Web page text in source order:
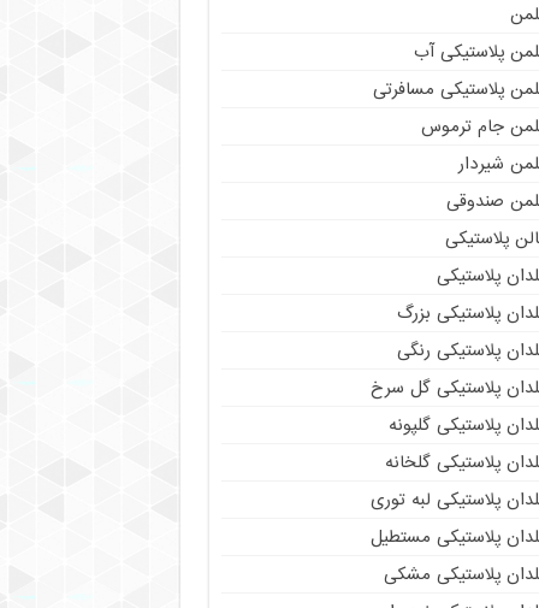
پلاستیکی آب
پلاستیکی مسافرتی
جام ترموس
شیردار
صندوقی
پلاستیکی
پلاستیکی
پلاستیکی بزرگ
پلاستیکی رنگی
پلاستیکی گل سرخ
پلاستیکی گلپونه
پلاستیکی گلخانه
پلاستیکی لبه توری
پلاستیکی مستطیل
پلاستیکی مشکی